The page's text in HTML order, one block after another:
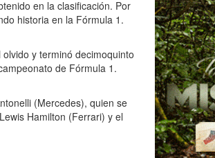
en la clasificación. Por
historia en la Fórmula 1.
y terminó decimoquinto
de Fórmula 1.
(Mercedes), quien se
Hamilton (Ferrari) y el